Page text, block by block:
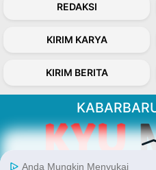
REDAKSI
KIRIM KARYA
KIRIM BERITA